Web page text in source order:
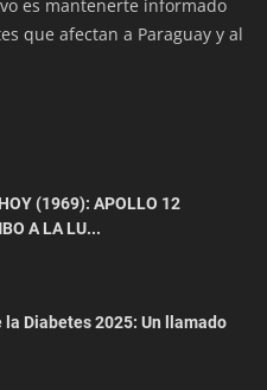
Web Propia es
d...
es mantenerte informado
que afectan a Paraguay y al
(1969): APOLLO 12
A LA LU...
la Diabetes 2025: Un llamado